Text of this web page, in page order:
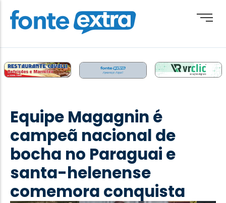
Destaque
Esporte
Geral
Obituário
Paraguai
Equipe Magagnin é
campeã nacional de
bocha no Paraguai e
santa-helenense
comemora conquista